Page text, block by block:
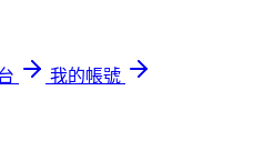
我的帳號